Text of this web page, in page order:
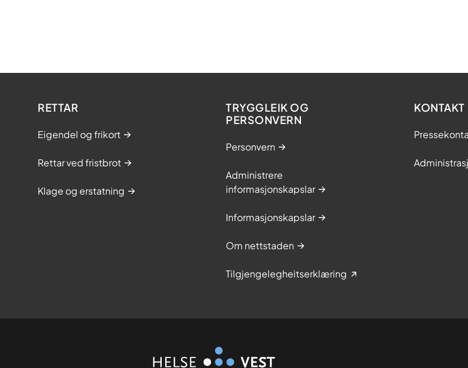
RETTAR
Eigendel og frikort
Rettar ved fristbrot
Klage og erstatning
TRYGGLEIK OG
PERSONVERN
Personvern
Administrere
informasjonskapslar
Informasjonskapslar
Om nettstaden
Tilgjengelegheitserklæring
KONTAKT